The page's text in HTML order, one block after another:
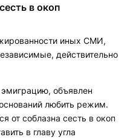
в окоп
иных СМИ,
действительно
объявлен
любить режим.
от соблазна сесть в окоп
в главу угла